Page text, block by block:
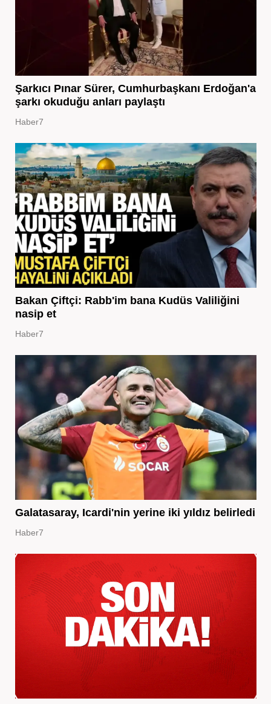
Şarkıcı Pınar Sürer, Cumhurbaşkanı Erdoğan'a
şarkı okuduğu anları paylaştı
Haber7
Bakan Çiftçi: Rabb'im bana Kudüs Valiliğini
nasip et
Haber7
Galatasaray, Icardi'nin yerine iki yıldız belirledi
Haber7